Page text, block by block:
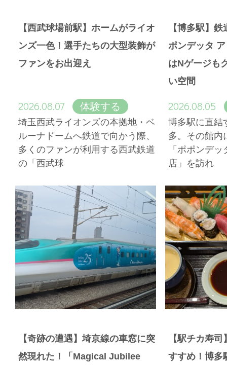
【西武球場前駅】ホームがライオ
ンズ一色！選手たちの大型装飾が
ファンをお出迎え
2026.08.07 体験する
埼玉西武ライオンズの本拠地・ベ
ルーナドームへ鉄道で向かう際、
多くのファンが利用する西武鉄道
の「西武球
【博多駅】
ポンデッタ
はNゲージも
い空間
2026.08.05
博多駅に直結
多。その館内
「ポポンデ
店」を訪れ
【奇跡の遭遇】埼京線の車窓に突
然現れた！「Magical Jubilee
【駅チカ寿
すすめ！博多